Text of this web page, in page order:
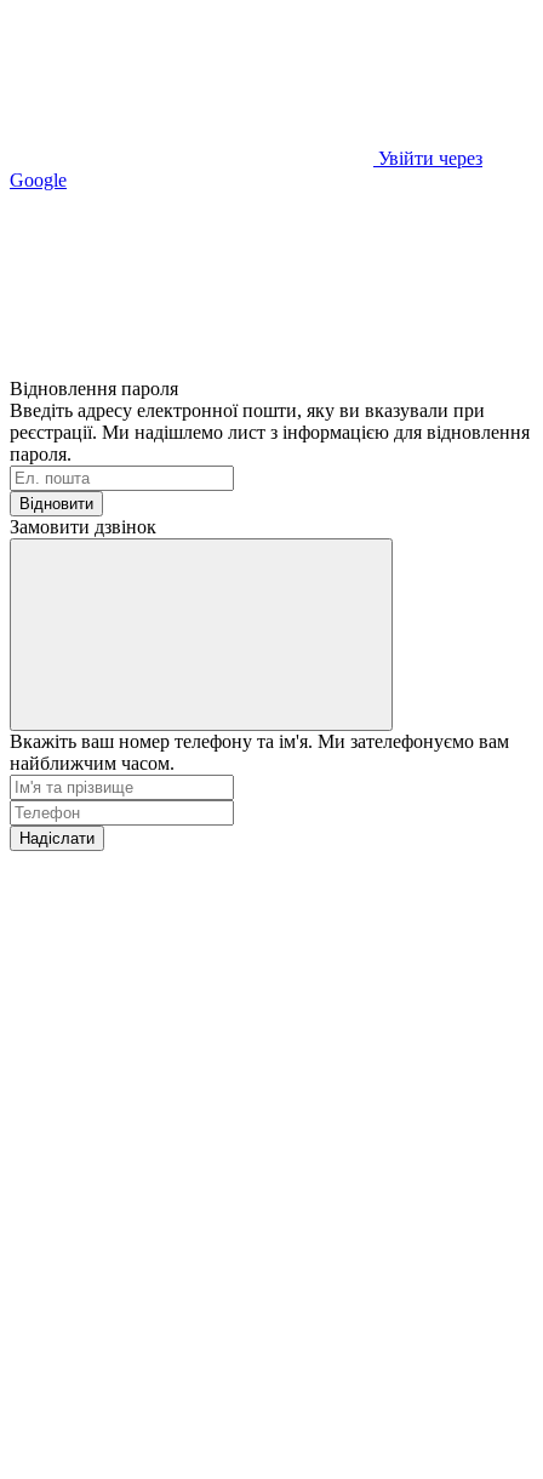
Увійти через
Google
Відновлення пароля
Введіть адресу електронної пошти, яку ви вказували при
реєстрації. Ми надішлемо лист з інформацією для відновлення
пароля.
Відновити
Замовити дзвінок
Вкажіть ваш номер телефону та ім'я. Ми зателефонуємо вам
найближчим часом.
Надіслати